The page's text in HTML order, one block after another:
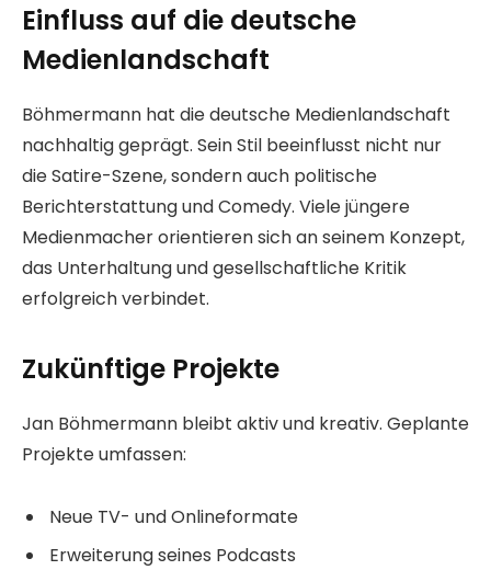
Einfluss auf die deutsche
Medienlandschaft
Böhmermann hat die deutsche Medienlandschaft
nachhaltig geprägt. Sein Stil beeinflusst nicht nur
die Satire-Szene, sondern auch politische
Berichterstattung und Comedy. Viele jüngere
Medienmacher orientieren sich an seinem Konzept,
das Unterhaltung und gesellschaftliche Kritik
erfolgreich verbindet.
Zukünftige Projekte
Jan Böhmermann bleibt aktiv und kreativ. Geplante
Projekte umfassen:
Neue TV- und Onlineformate
Erweiterung seines Podcasts